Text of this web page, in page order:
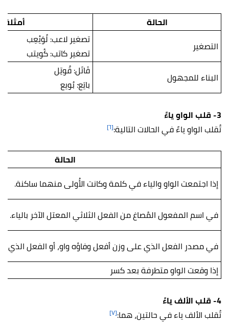
الحالة
أمثلة
التصغير
تصغير لاعب: لُوَيْعِب
تصغير كاتب: كُويتب
البناء للمجهول
قَاتَل: قُوتِل
بايَع: بُويع
3- قلب الواو ياءً
تُقلب الواو ياءً في الحالات التالية:[٦]
الحالة
إذا اجتمعت الواو والياء في كلمة وكانت الأُولى منهما ساكنة.
في اسم المفعول المُصاغ من الفعل الثلاثي المعتل الآخر بالياء.
في مصدر الفعل الذي على وزن أفعل وفاؤه واو، أو الفعل الذي
إذا وقعت الواو متطرفة بعد كسر
4- قلب الألف ياءً
تُقلب الألف ياء في حالتين، هما:[٧]